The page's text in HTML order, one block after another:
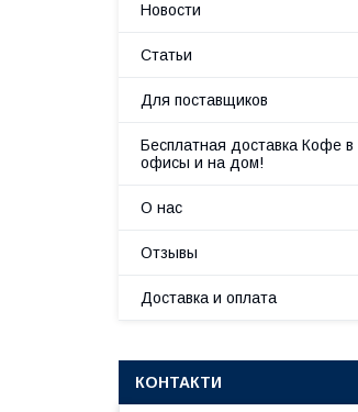
Новости
Статьи
Для поставщиков
Бесплатная доставка Кофе в
офисы и на дом!
О нас
Отзывы
Доставка и оплата
КОНТАКТИ